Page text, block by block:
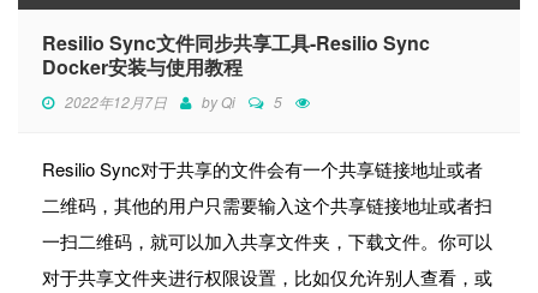
Resilio Sync文件同步共享工具-Resilio Sync
Docker安装与使用教程
2022年12月7日 byQi 5
Resilio Sync对于共享的文件会有一个共享链接地址或者
二维码，其他的用户只需要输入这个共享链接地址或者扫
一扫二维码，就可以加入共享文件夹，下载文件。你可以
对于共享文件夹进行权限设置，比如仅允许别人查看，或